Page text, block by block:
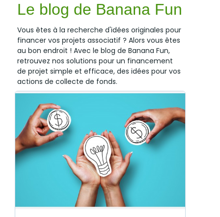
Le blog de Banana Fun
Vous êtes à la recherche d'idées originales pour
financer vos projets associatif ? Alors vous êtes
au bon endroit ! Avec le blog de Banana Fun,
retrouvez nos solutions pour un financement
de projet simple et efficace, des idées pour vos
actions de collecte de fonds.